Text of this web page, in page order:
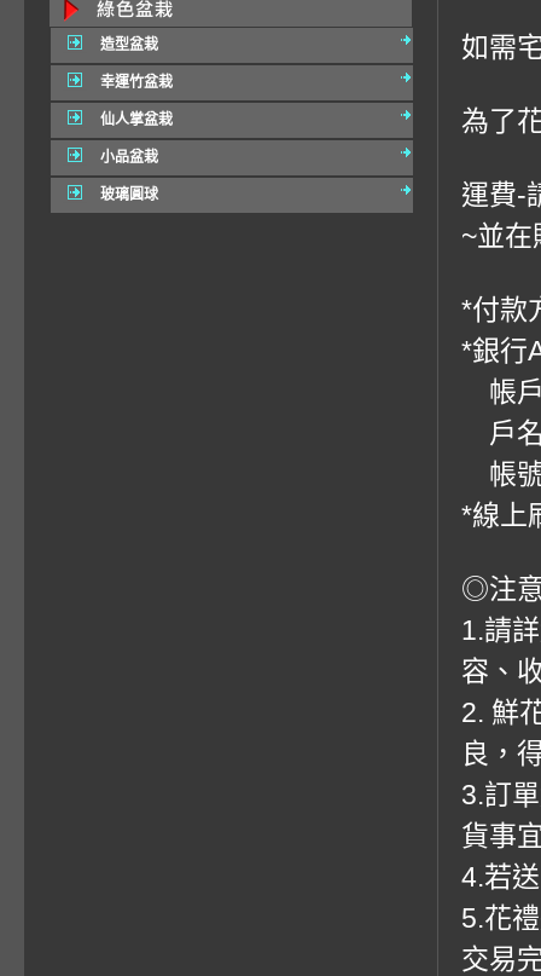
造型盆栽
幸運竹盆栽
仙人掌盆栽
小品盆栽
玻璃圓球
如需
為了
運費-
~並在
*付款
*銀行
帳戶
戶
帳
*線上
◎注
1.請
容、
2. 鮮
良，
3.訂
貨事
4.若
5.花
交易